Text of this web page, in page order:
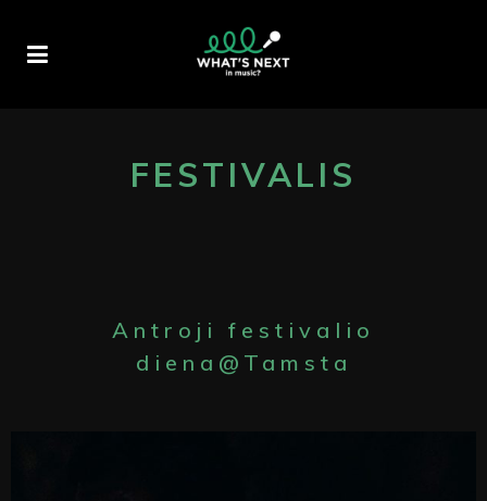
FESTIVALIS
Antroji festivalio
diena@Tamsta